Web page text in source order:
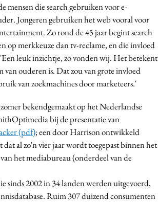
mensen die search gebruiken voor e-
Jongeren gebruiken het web vooral voor
Zo rond de 45 jaar begint search
op merkkeuze dan tv-reclame, en die invloed
leuk inzichtje, zo vonden wij. Het betekent
van ouderen is. Dat zou van grote invloed
van zoekmachines door marketeers.'
bekendgemaakt op het Nederlandse
bij de presentatie van
(pdf); een door Harrison ontwikkeld
al zo'n vier jaar wordt toegepast binnen het
het mediabureau (onderdeel van de
sinds 2002 in 34 landen werden uitgevoerd,
Ruim 307 duizend consumenten